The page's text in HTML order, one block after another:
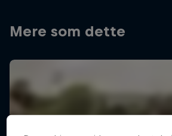
Mere som dette